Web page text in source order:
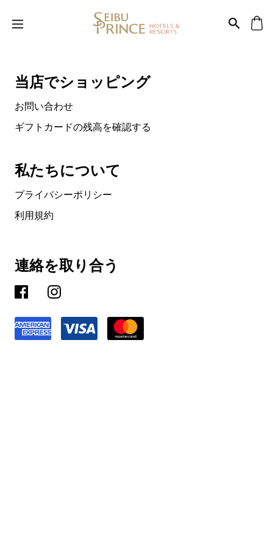
当店でショッピング
お問い合わせ
ギフトカードの残高を確認する
私たちについて
プライバシーポリシー
利用規約
連絡を取り合う